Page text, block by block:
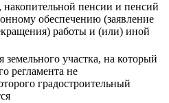
пенсии и пенсий
обеспечению (заявление
работы и (или) иной
участка, на который
регламента не
градостроительный